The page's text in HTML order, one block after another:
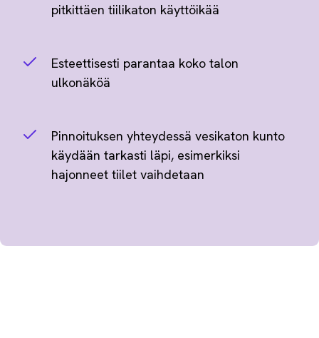
pitkittäen tiilikaton käyttöikää
Esteettisesti parantaa koko talon
ulkonäköä
Pinnoituksen yhteydessä vesikaton kunto
käydään tarkasti läpi, esimerkiksi
hajonneet tiilet vaihdetaan